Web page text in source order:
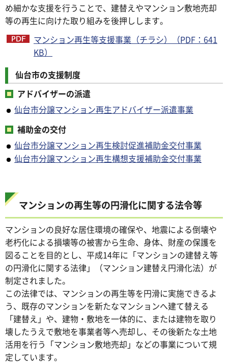
め細かな支援を行うことで、建替えやマンション敷地売却
等の再生に向けた取り組みを後押しします。
マンション再生等支援事業（チラシ）（PDF：641
KB）
仙台市の支援制度
アドバイザーの派遣
仙台市分譲マンション再生アドバイザー派遣事業
補助金の交付
仙台市分譲マンション再生検討促進補助金交付事業
仙台市分譲マンション再生構想支援補助金交付事業
マンションの再生等の円滑化に関する法令等
マンションの良好な居住環境の確保や、地震による倒壊や
老朽化による損壊等の被害から生命、身体、財産の保護を
図ることを目的とし、平成14年に「マンションの建替え等
の円滑化に関する法律」（マンション建替え円滑化法）が
制定されました。
この法律では、マンションの再生等を円滑に実施できるよ
う、既存のマンションを新たなマンションへ建て替える
「建替え」や、建物・敷地を一体的に、または建物を取り
壊したうえで敷地を事業者等へ売却し、その後新たな土地
活用を行う「マンション敷地売却」などの事業について規
定しています。